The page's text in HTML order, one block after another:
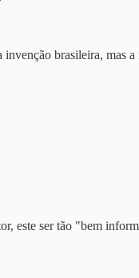
invenção brasileira, mas
este ser tão "bem